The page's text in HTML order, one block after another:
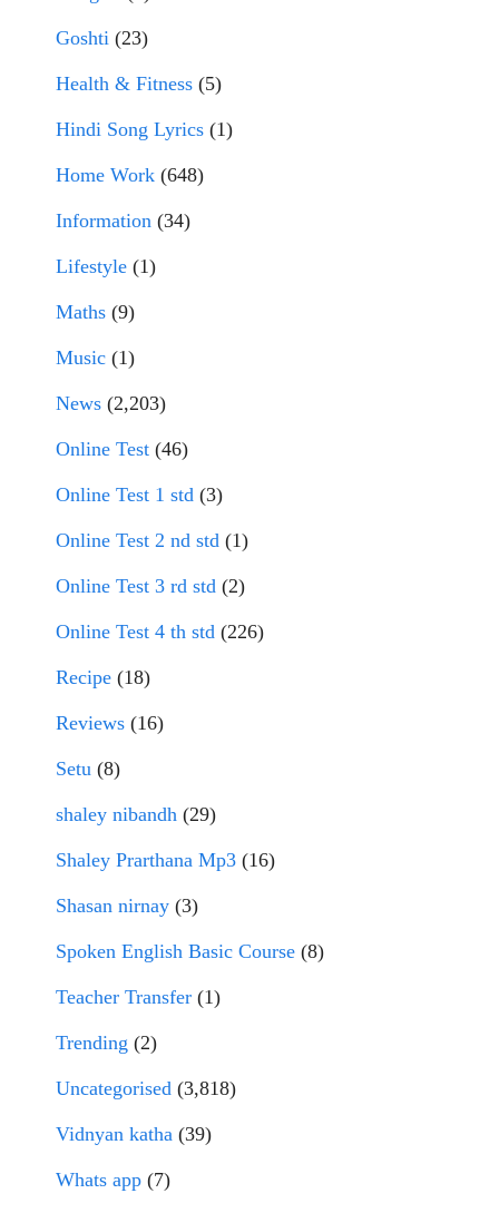
Goshti (23)
Health & Fitness (5)
Hindi Song Lyrics (1)
Home Work (648)
Information (34)
Lifestyle (1)
Maths (9)
Music (1)
News (2,203)
Online Test (46)
Online Test 1 std (3)
Online Test 2 nd std (1)
Online Test 3 rd std (2)
Online Test 4 th std (226)
Recipe (18)
Reviews (16)
Setu (8)
shaley nibandh (29)
Shaley Prarthana Mp3 (16)
Shasan nirnay (3)
Spoken English Basic Course (8)
Teacher Transfer (1)
Trending (2)
Uncategorised (3,818)
Vidnyan katha (39)
Whats app (7)